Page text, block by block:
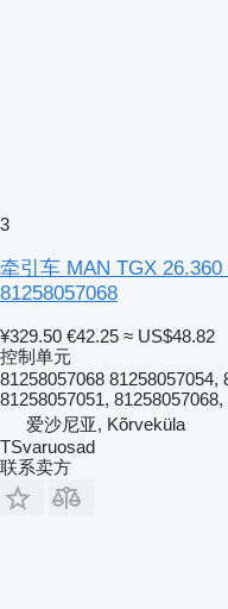
3
牵引车 MAN TGX
81258057068
¥329.50 €42.25 ≈ US$48.82
控制单元
81258057068 81258057054,
81258057051,
爱沙尼亚, Kõrveküla
TSvaruosad
联系卖方